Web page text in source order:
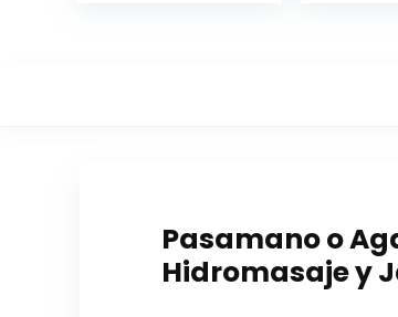
Pasamano o
Hidromasaje y